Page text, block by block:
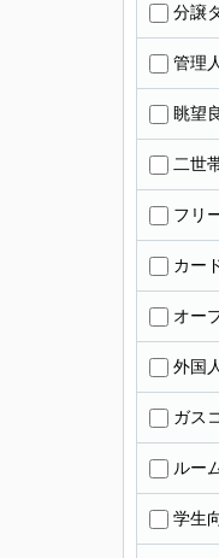
分譲
管理
眺望
二世
フリ
カー
オー
外国
ガス
ルー
学生